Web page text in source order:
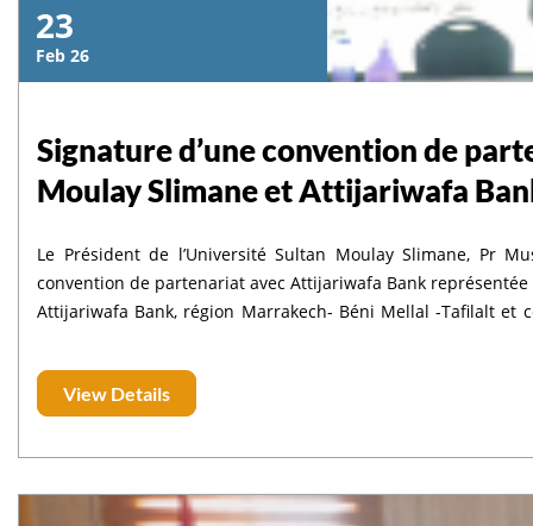
23
Feb 26
Signature d’une convention de
Moulay Slimane et Attijariwafa
Le Président de l’Université Sultan Moulay Slimane, Pr
convention de partenariat avec Attijariwafa Bank
Attijariwafa Bank, région Marrakech- Béni Mellal -Tafilalt et
Locales et de nombreux acteurs du monde économique et
View Details